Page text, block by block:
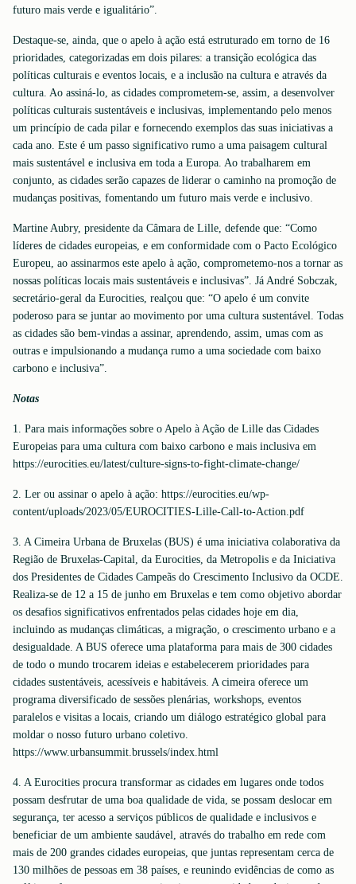
futuro mais verde e igualitário”.
Destaque-se, ainda, que o apelo à ação está estruturado em torno de 16
prioridades, categorizadas em dois pilares: a transição ecológica das
políticas culturais e eventos locais, e a inclusão na cultura e através da
cultura. Ao assiná-lo, as cidades comprometem-se, assim, a desenvolver
políticas culturais sustentáveis e inclusivas, implementando pelo menos
um princípio de cada pilar e fornecendo exemplos das suas iniciativas a
cada ano. Este é um passo significativo rumo a uma paisagem cultural
mais sustentável e inclusiva em toda a Europa. Ao trabalharem em
conjunto, as cidades serão capazes de liderar o caminho na promoção de
mudanças positivas, fomentando um futuro mais verde e inclusivo.
Martine Aubry, presidente da Câmara de Lille, defende que: “Como
líderes de cidades europeias, e em conformidade com o Pacto Ecológico
Europeu, ao assinarmos este apelo à ação, comprometemo-nos a tornar as
nossas políticas locais mais sustentáveis e inclusivas”. Já André Sobczak,
secretário-geral da Eurocities, realçou que: “O apelo é um convite
poderoso para se juntar ao movimento por uma cultura sustentável. Todas
as cidades são bem-vindas a assinar, aprendendo, assim, umas com as
outras e impulsionando a mudança rumo a uma sociedade com baixo
carbono e inclusiva”.
Notas
1. Para mais informações sobre o Apelo à Ação de Lille das Cidades
Europeias para uma cultura com baixo carbono e mais inclusiva em
https://eurocities.eu/latest/culture-signs-to-fight-climate-change/
2. Ler ou assinar o apelo à ação: https://eurocities.eu/wp-
content/uploads/2023/05/EUROCITIES-Lille-Call-to-Action.pdf
3. A Cimeira Urbana de Bruxelas (BUS) é uma iniciativa colaborativa da
Região de Bruxelas-Capital, da Eurocities, da Metropolis e da Iniciativa
dos Presidentes de Cidades Campeãs do Crescimento Inclusivo da OCDE.
Realiza-se de 12 a 15 de junho em Bruxelas e tem como objetivo abordar
os desafios significativos enfrentados pelas cidades hoje em dia,
incluindo as mudanças climáticas, a migração, o crescimento urbano e a
desigualdade. A BUS oferece uma plataforma para mais de 300 cidades
de todo o mundo trocarem ideias e estabelecerem prioridades para
cidades sustentáveis, acessíveis e habitáveis. A cimeira oferece um
programa diversificado de sessões plenárias, workshops, eventos
paralelos e visitas a locais, criando um diálogo estratégico global para
moldar o nosso futuro urbano coletivo.
https://www.urbansummit.brussels/index.html
4. A Eurocities procura transformar as cidades em lugares onde todos
possam desfrutar de uma boa qualidade de vida, se possam deslocar em
segurança, ter acesso a serviços públicos de qualidade e inclusivos e
beneficiar de um ambiente saudável, através do trabalho em rede com
mais de 200 grandes cidades europeias, que juntas representam cerca de
130 milhões de pessoas em 38 países, e reunindo evidências de como as